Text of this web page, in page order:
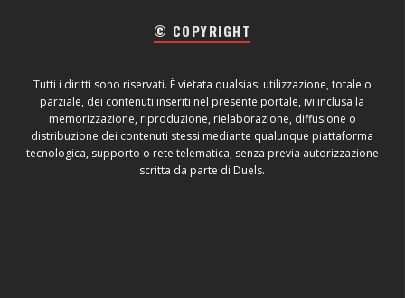
© COPYRIGHT
Tutti i diritti sono riservati. È vietata qualsiasi utilizzazione, totale o
parziale, dei contenuti inseriti nel presente portale, ivi inclusa la
memorizzazione, riproduzione, rielaborazione, diffusione o
distribuzione dei contenuti stessi mediante qualunque piattaforma
tecnologica, supporto o rete telematica, senza previa autorizzazione
scritta da parte di Duels.